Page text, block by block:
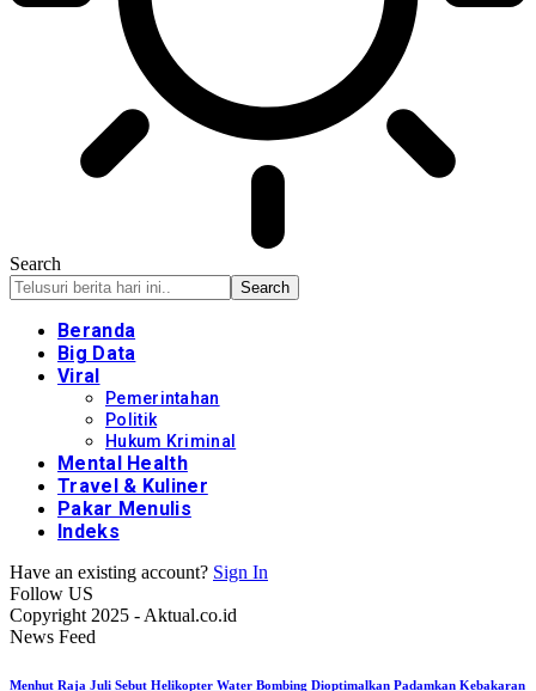
Search
Beranda
Big Data
Viral
Pemerintahan
Politik
Hukum Kriminal
Mental Health
Travel & Kuliner
Pakar Menulis
Indeks
Have an existing account? Sign In
Follow US
Copyright 2025 - Aktual.co.id
News Feed
Menhut Raja Juli Sebut Helikopter Water Bombing Dioptimalkan Padamkan Kebakaran